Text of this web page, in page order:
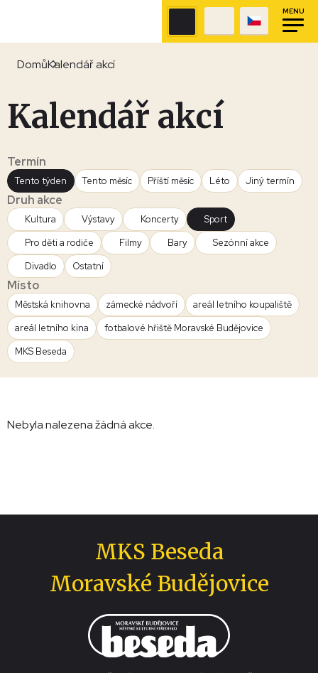
MENU
DomůKalendář akcí
Kalendář akcí
Termín
Tento týden Tento měsíc Příští měsíc Léto Jiný termín
Druh akce
Kultura Výstavy Koncerty
Sport
Pro děti a rodiče
Filmy Bary
Sezónní akce
Divadlo
Ostatní
Místo
Městská knihovna zámecké nádvoří
areál letního koupaliště
areál letního kina
fotbalové hřiště Moravské Budějovice
MKS Beseda
Nebyla nalezena žádná akce.
MKS Beseda
Moravské Budějovice